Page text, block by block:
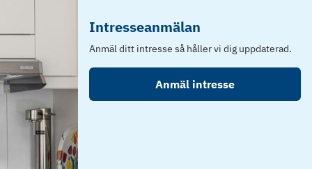
Intresseanmälan
Anmäl ditt intresse så håller vi dig uppdaterad.
Anmäl intresse